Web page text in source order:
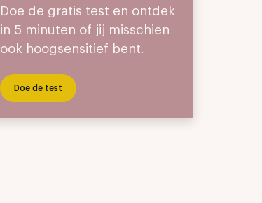
Doe de gratis test en ontdek
in 5 minuten of jij misschien
ook hoogsensitief bent.
Doe de test